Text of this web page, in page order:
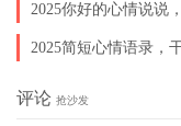
22、“是玫瑰总要吐
2025你好的心情说说
2025简短心情语录，
评论 抢沙发